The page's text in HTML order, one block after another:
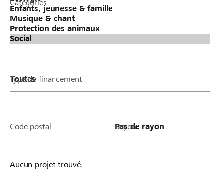
Catégories
Type de financement
Code postal Rayon
Aucun projet trouvé.